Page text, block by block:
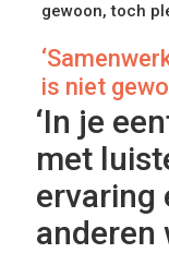
gewoon, toch
is niet
‘In je
met
ervaring
anderen